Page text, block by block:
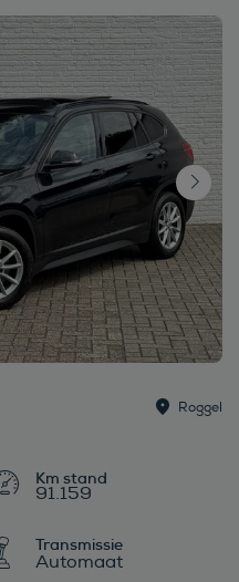
Roggel
91.159
Transmissie
Automaat